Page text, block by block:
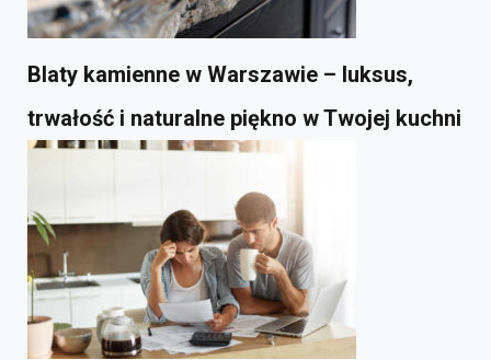
Blaty kamienne w Warszawie – luksus,
trwałość i naturalne piękno w Twojej kuchni